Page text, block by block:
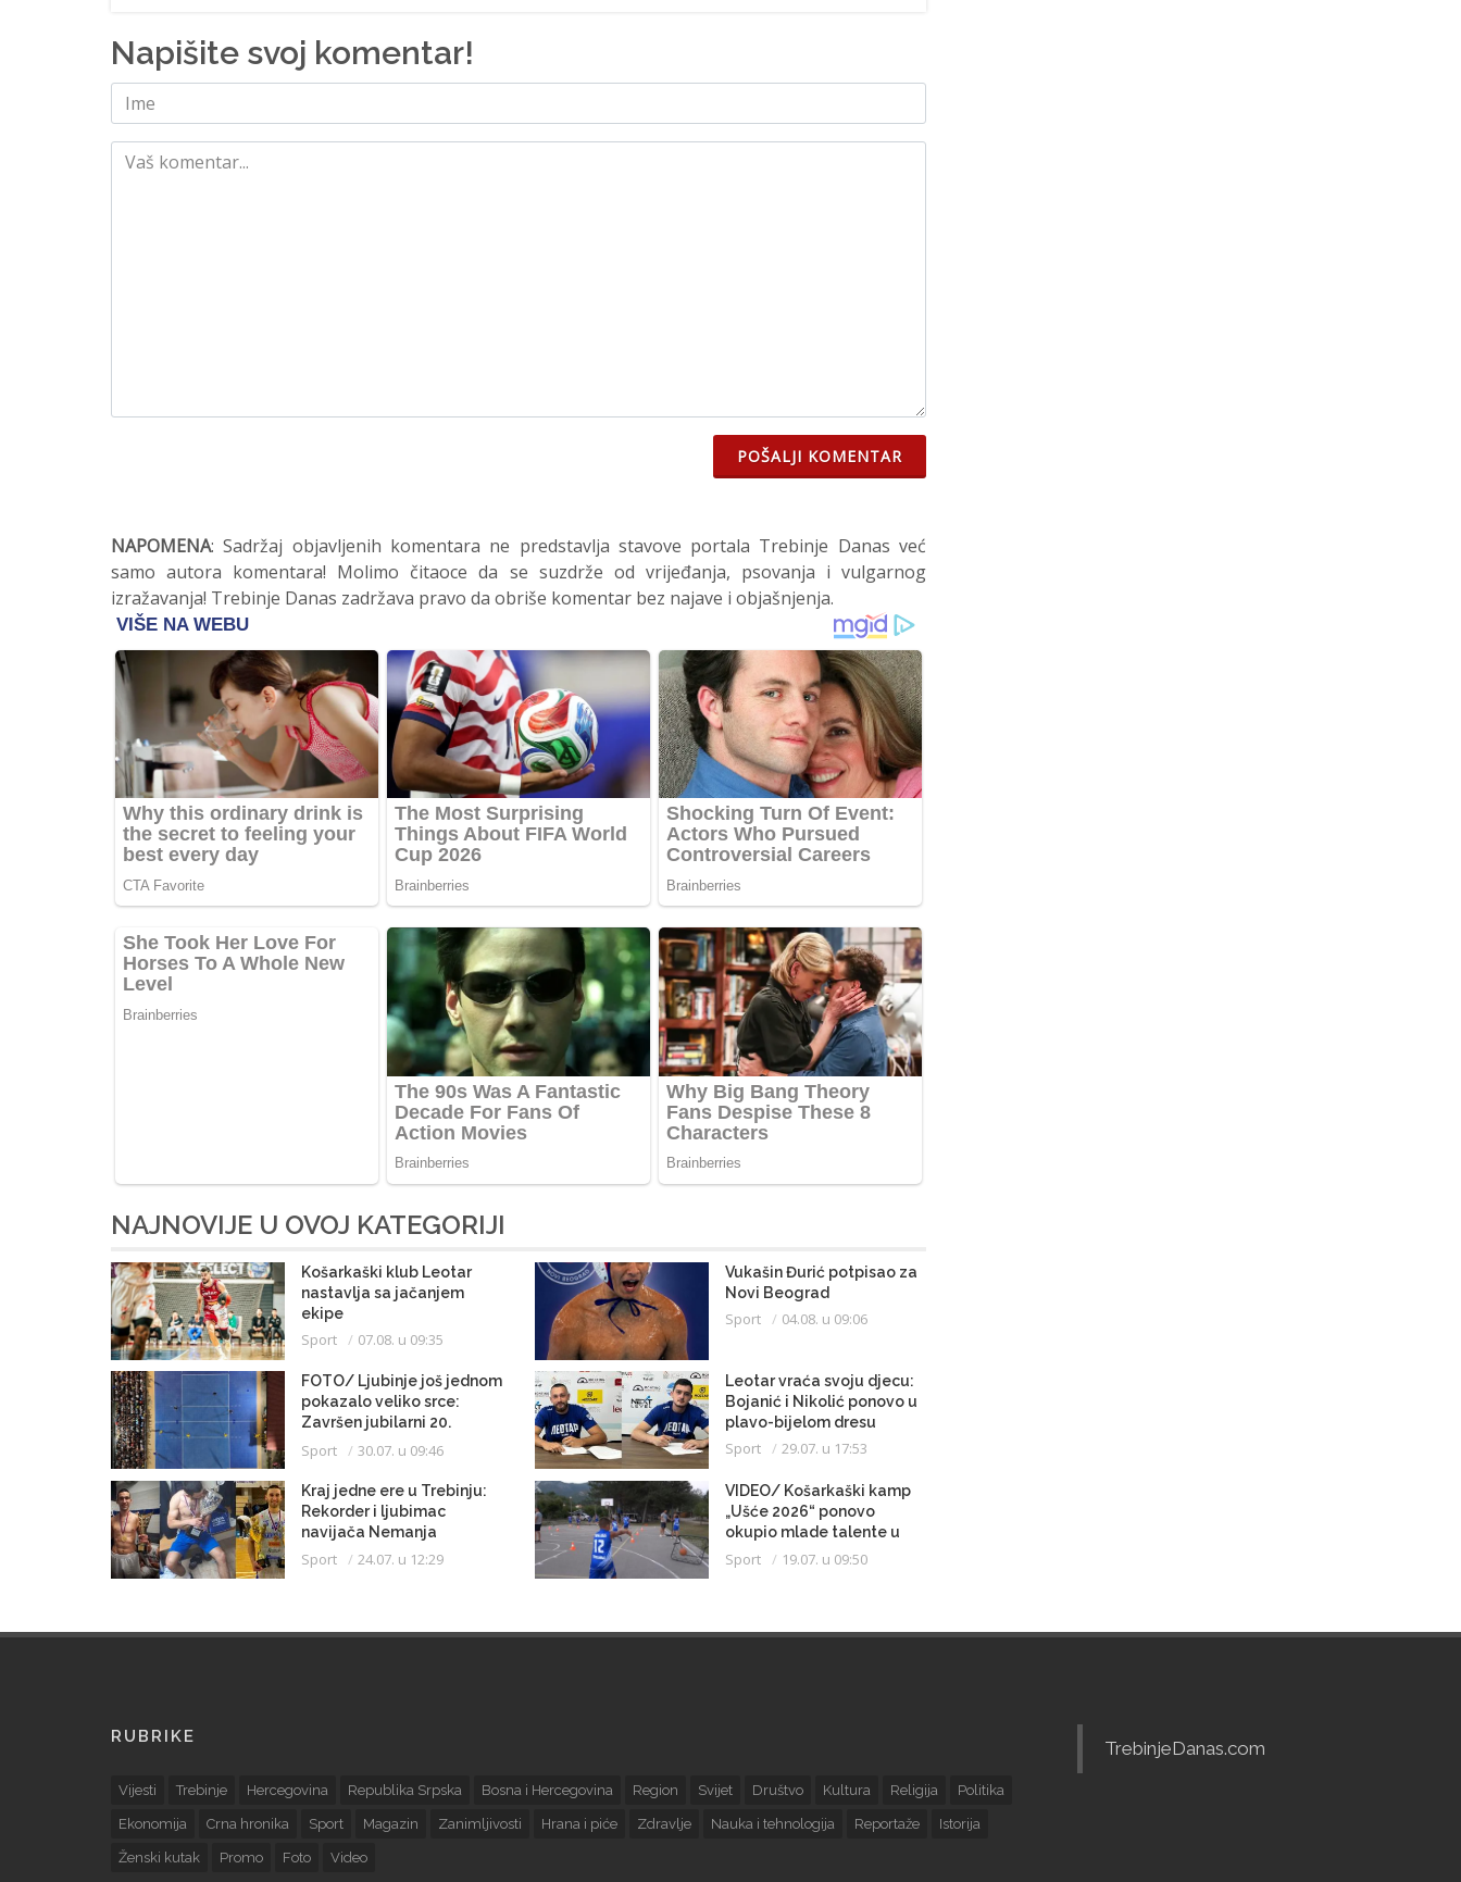
Napišite svoj komentar!
POŠALJI KOMENTAR
NAPOMENA: Sadržaj objavljenih komentara ne predstavlja stavove portala Trebinje Danas već
samo autora komentara! Molimo čitaoce da se suzdrže od vrijeđanja, psovanja i vulgarnog
izražavanja! Trebinje Danas zadržava pravo da obriše komentar bez najave i objašnjenja.
NAJNOVIJE U OVOJ KATEGORIJI
Košarkaški klub Leotar
nastavlja sa jačanjem
ekipe
Sport 07.08. u 09:35
Vukašin Đurić potpisao za
Novi Beograd
Sport 04.08. u 09:06
FOTO/ Ljubinje još jednom
pokazalo veliko srce:
Završen jubilarni 20.
humanitarni turnir u
malom fudbalu
Sport 30.07. u 09:46
Leotar vraća svoju djecu:
Bojanić i Nikolić ponovo u
plavo-bijelom dresu
Sport 29.07. u 17:53
Kraj jedne ere u Trebinju:
Rekorder i ljubimac
navijača Nemanja
Milidragović napustio KK
Leotar
Sport 24.07. u 12:29
VIDEO/ Košarkaški kamp
„Ušće 2026“ ponovo
okupio mlade talente u
Trebinju
Sport 19.07. u 09:50
RUBRIKE
Vijesti Trebinje Hercegovina Republika Srpska Bosna i Hercegovina Region Svijet Društvo Kultura Religija Politika
Ekonomija Crna hronika Sport Magazin Zanimljivosti Hrana i piće Zdravlje Nauka i tehnologija Reportaže Istorija
Ženski kutak Promo Foto Video
TrebinjeDanas.com